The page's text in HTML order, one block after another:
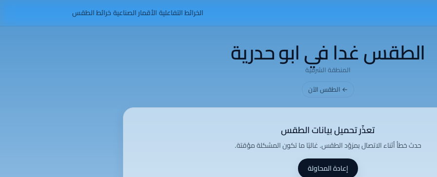
الخرائط التفاعليةالأقمار الصناعيةخرائط الطقس
الطقس غدا في ابو حدرية
المنطقة الشرقية
← الطقس الآن
تعذّر تحميل بيانات الطقس
حدث خطأ أثناء الاتصال بمزوّد الطقس. غالبًا ما تكون المشكلة مؤقتة.
إعادة المحاولة